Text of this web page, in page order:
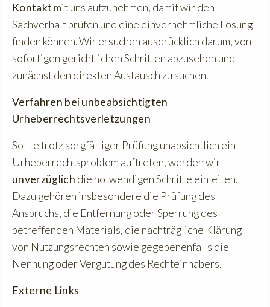
Kontakt mit uns aufzunehmen, damit wir den
Sachverhalt prüfen und eine einvernehmliche Lösung
finden können. Wir ersuchen ausdrücklich darum, von
sofortigen gerichtlichen Schritten abzusehen und
zunächst den direkten Austausch zu suchen.
Verfahren bei unbeabsichtigten
Urheberrechtsverletzungen
Sollte trotz sorgfältiger Prüfung unabsichtlich ein
Urheberrechtsproblem auftreten, werden wir
unverzüglich die notwendigen Schritte einleiten.
Dazu gehören insbesondere die Prüfung des
Anspruchs, die Entfernung oder Sperrung des
betreffenden Materials, die nachträgliche Klärung
von Nutzungsrechten sowie gegebenenfalls die
Nennung oder Vergütung des Rechteinhabers.
Externe Links